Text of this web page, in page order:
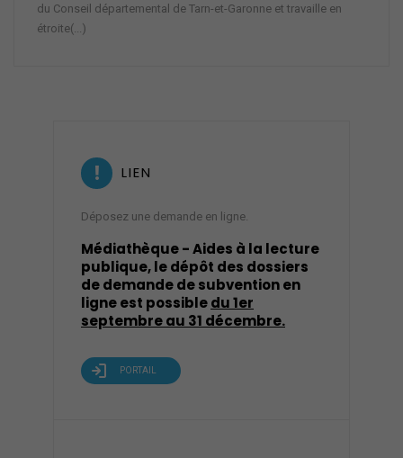
du Conseil départemental de Tarn-et-Garonne et travaille en
étroite(...)
LIEN
Déposez une demande en ligne.
Médiathèque - Aides à la lecture
publique, le dépôt des dossiers
de demande de subvention en
ligne est possibledu 1er
septembre au 31 décembre.
PORTAIL